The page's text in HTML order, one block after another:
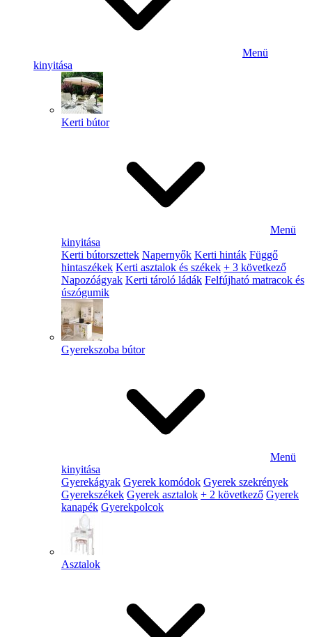
Menü
kinyitása
Kerti bútor
Menü
kinyitása
Kerti bútorszettek Napernyők Kerti hinták Függő
hintaszékek Kerti asztalok és székek + 3 következő
Napozóágyak Kerti tároló ládák Felfújható matracok és
úszógumik
Gyerekszoba bútor
Menü
kinyitása
Gyerekágyak Gyerek komódok Gyerek szekrények
Gyerekszékek Gyerek asztalok + 2 következő Gyerek
kanapék Gyerekpolcok
Asztalok